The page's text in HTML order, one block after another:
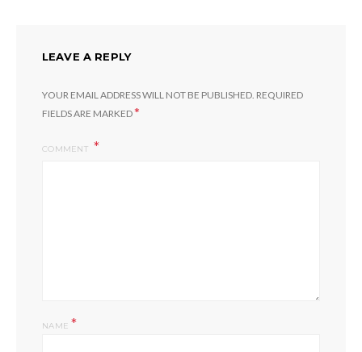
LEAVE A REPLY
YOUR EMAIL ADDRESS WILL NOT BE PUBLISHED. REQUIRED
FIELDS ARE MARKED*
COMMENT
NAME*